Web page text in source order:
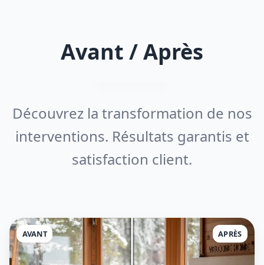
Avant / Après
Découvrez la transformation de nos
interventions. Résultats garantis et
satisfaction client.
AVANT APRÈS